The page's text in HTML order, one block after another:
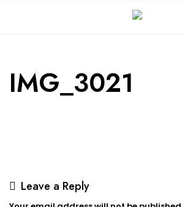
IMG_3021
Leave a Reply